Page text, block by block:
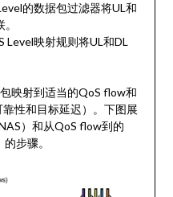
的数据包过滤器将UL和
Level映射规则将UL和DL
映射到适当的QoS flow和
性和目标延迟）。下图展
）和从QoS flow到的
步骤。